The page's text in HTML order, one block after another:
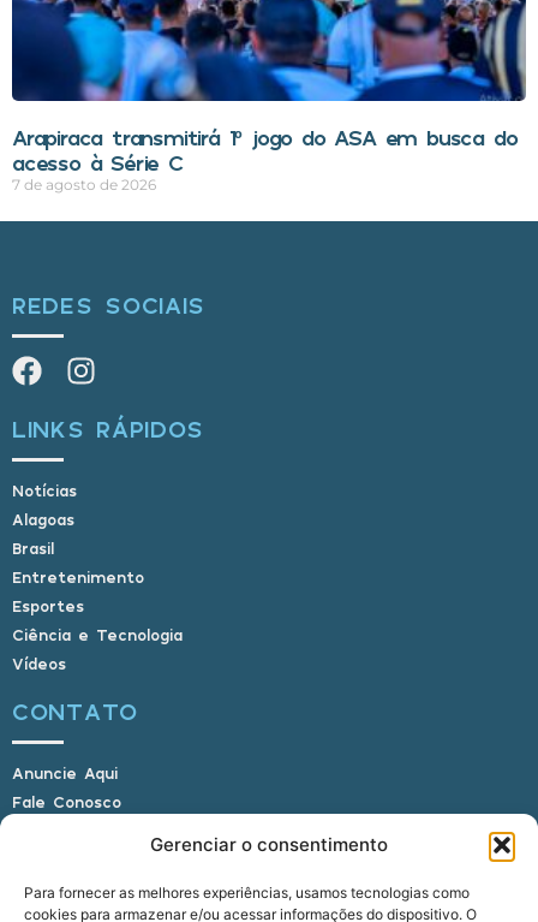
Gerenciar o consentimento
Para fornecer as melhores experiências, usamos tecnologias como
cookies para armazenar e/ou acessar informações do dispositivo. O
Arapiraca transmitirá 1º jogo do ASA em busca do
acesso à Série C
7 de agosto de 2026
REDES SOCIAIS
LINKS RÁPIDOS
Notícias
Alagoas
Brasil
Entretenimento
Esportes
Ciência e Tecnologia
Vídeos
CONTATO
Anuncie Aqui
Fale Conosco